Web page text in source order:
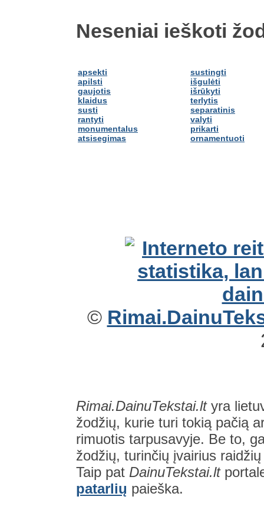
Neseniai ieškoti
apsekti
apilsti
gaujotis
klaidus
susti
rantyti
monumentalus
atsisegimas
sustingti
išgulėti
išrūkyti
terlytis
separatinis
valyti
prikarti
ornamentuoti
©
Rimai.DainuTekstai.ltyra
žodžių, kurie turi tokią pačią
rimuotis tarpusavyje. Be to,
žodžių, turinčių įvairius
Taip pat DainuTekstai.lt
patarlių paieška.